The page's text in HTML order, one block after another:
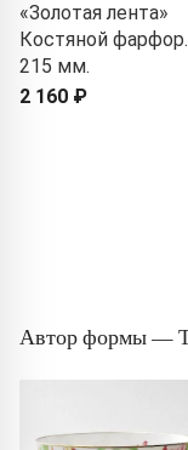
«Золотая лента»
Костяной фарфор.
215 мм.
2 160 ₽
Автор формы —